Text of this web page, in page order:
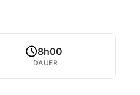
8h00
DAUER